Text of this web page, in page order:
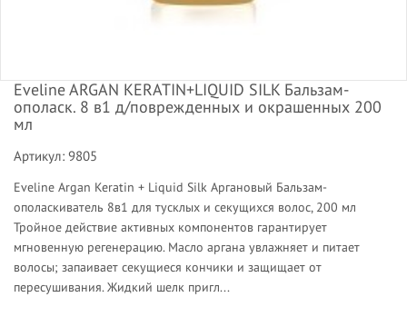
Eveline ARGAN KERATIN+LIQUID SILK Бальзам-
ополаск. 8 в1 д/поврежденных и окрашенных 200
мл
Артикул: 9805
Eveline Argan Keratin + Liquid Silk Аргановый Бальзам-
ополаскиватель 8в1 для тусклых и секущихся волос, 200 мл
Тройное действие активных компонентов гарантирует
мгновенную регенерацию. Масло аргана увлажняет и питает
волосы; запаивает секущиеся кончики и защищает от
пересушивания. Жидкий шелк пригл...